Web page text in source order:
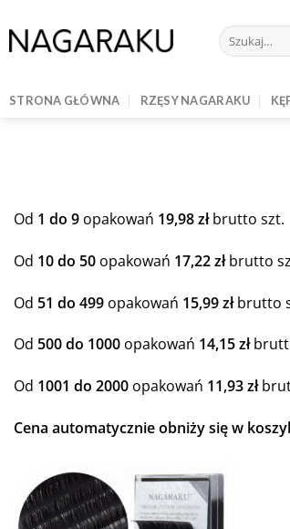
to
content
Szukaj:
STRONA GŁÓWNA RZĘSY NAGARAKU
Od 1 do 9 opakowań 19,98 złbrutto szt.
Od 10 do 50 opakowań 17,22 złbrutto
Od 51 do 499 opakowań 15,99 złbrutto
Od 500 do 1000 opakowań 14,15 zł
Od 1001 do 2000 opakowań 11,93 zł
Cena automatycznie obniży się w